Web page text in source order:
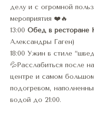
делу и с огромной
мероприятия ❤️🔥
13:00 Обед в ресторане
Александры Гаген)
18:00 Ужин в стиле
💦Расслабиться после
центре и самом
подогревом,
водой до 21:00.